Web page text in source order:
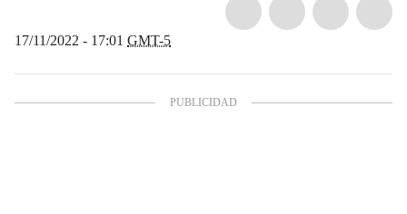
17/11/2022 - 17:01 GMT-5